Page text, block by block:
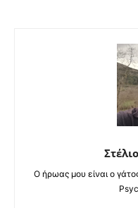
Ο ήρωας μου είναι ο